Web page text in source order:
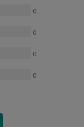
0
0
0
0